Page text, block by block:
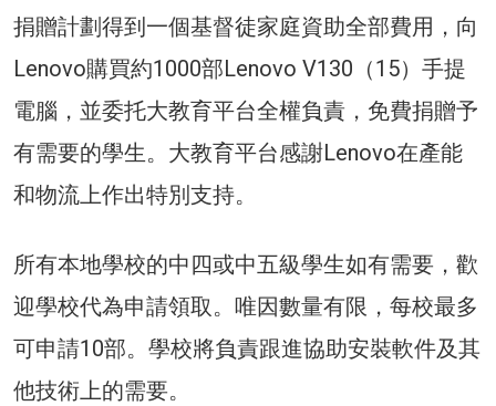
捐贈計劃得到一個基督徒家庭資助全部費用，向
Lenovo購買約1000部Lenovo V130（15）手提
電腦，並委托大教育平台全權負責，免費捐贈予
有需要的學生。大教育平台感謝Lenovo在產能
和物流上作出特別支持。
所有本地學校的中四或中五級學生如有需要，歡
迎學校代為申請領取。唯因數量有限，每校最多
可申請10部。學校將負責跟進協助安裝軟件及其
他技術上的需要。